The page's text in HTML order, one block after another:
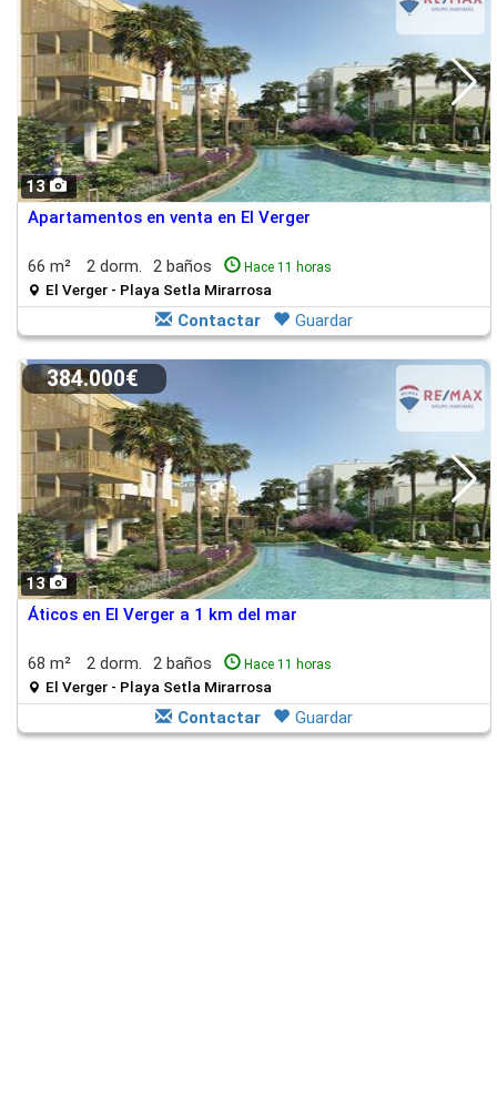
13
Apartamentos en venta en El Verger
66 m² 2 dorm. 2 baños Hace 11 horas
El Verger - Playa Setla Mirarrosa
Contactar Guardar
13
384.000€
Áticos en El Verger a 1 km del mar
68 m² 2 dorm. 2 baños Hace 11 horas
El Verger - Playa Setla Mirarrosa
Contactar Guardar